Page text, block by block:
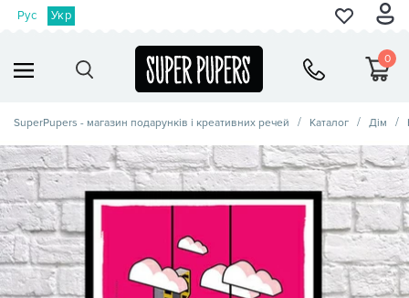
Рус Укр
0
SuperPupers - магазин подарунків і креативних речей Каталог Дім